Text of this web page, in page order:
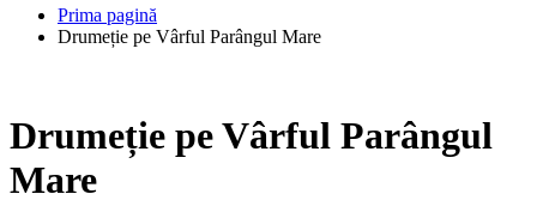
Prima pagină
Drumeție pe Vârful Parângul Mare
Drumeție pe Vârful Parângul
Mare